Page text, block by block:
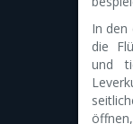
In den
die
und